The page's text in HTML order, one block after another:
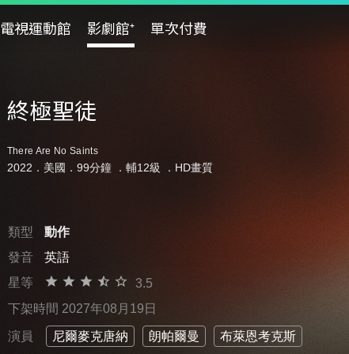
電視運動館 影劇館⁺ 單次付費
終極聖徒
There Are No Saints
2022．美國．99分鐘 ． 輔12級 ．HD畫質
類型
動作
發音
英語
星等
3.5
下架時間 2027年08月19日
演員 尼爾麥克唐納 朗帕爾曼 布萊恩考克斯